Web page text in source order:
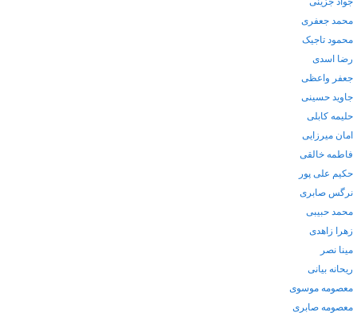
محمد جعفری
محمود تاجیک
رضا اسدی
جعفر واعظی
جاوید حسینی
حلیمه کابلی
امان میرزایی
فاطمه خالقی
حکیم علی پور
نرگس صابری
محمد حبیبی
زهرا زاهدی
مینا نصر
ریحانه بیانی
معصومه موسوی
معصومه صابری